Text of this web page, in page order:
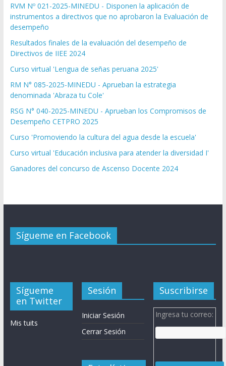
RVM Nº 021-2025-MINEDU - Disponen la aplicación de
instrumentos a directivos que no aprobaron la Evaluación de
desempeño
Resultados finales de la evaluación del desempeño de
Directivos de IIEE 2024
Curso virtual 'Lengua de señas peruana 2025'
RM N° 085-2025-MINEDU - Aprueban la estrategia
denominada 'Abraza tu Cole'
RSG N° 040-2025-MINEDU - Aprueban los Compromisos de
Desempeño CETPRO 2025
Curso 'Promoviendo la cultura del agua desde la escuela'
Curso virtual 'Educación inclusiva para atender la diversidad I'
Ganadores del concurso de Ascenso Docente 2024
Sígueme en Facebook
Sígueme
en Twitter
Mis tuits
Sesión
Iniciar Sesión
Cerrar Sesión
Suscribirse
Ingresa tu correo: